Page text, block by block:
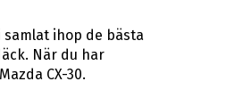
ihop de bästa
När du har
CX-30.